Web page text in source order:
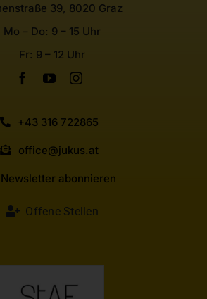
39, 8020 Graz
Mo – Do: 9 – 15 Uhr
Fr: 9 – 12 Uhr
+43 316 722865
office@jukus.at
Newsletter abonnieren
Offene Stellen